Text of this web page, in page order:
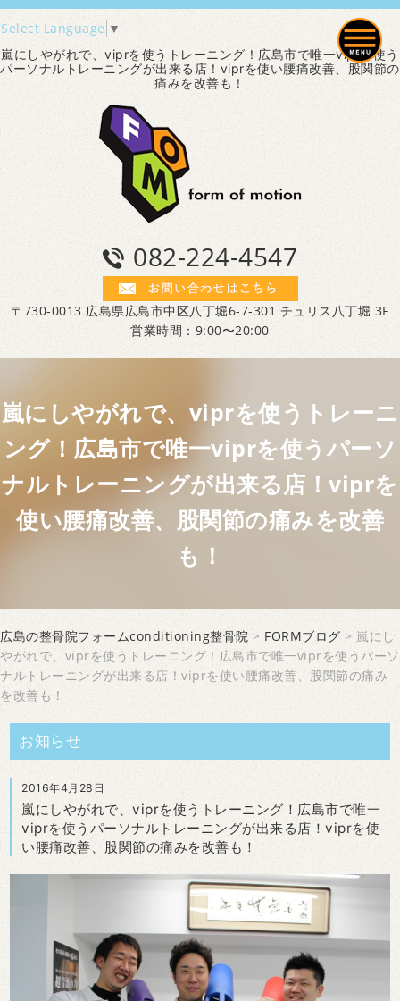
Select Language ▼
嵐にしやがれで、viprを使うトレーニング！広島市で唯一viprを使う
パーソナルトレーニングが出来る店！viprを使い腰痛改善、股関節の
痛みを改善も！
082-224-4547
〒730-0013 広島県広島市中区八丁堀6-7-301 チュリス八丁堀 3F
営業時間：9:00〜20:00
嵐にしやがれで、viprを使うトレーニ
ング！広島市で唯一viprを使うパーソ
ナルトレーニングが出来る店！viprを
使い腰痛改善、股関節の痛みを改善
も！
広島の整骨院フォームconditioning整骨院 > FORMブログ > 嵐にし
やがれで、viprを使うトレーニング！広島市で唯一viprを使うパーソ
ナルトレーニングが出来る店！viprを使い腰痛改善、股関節の痛み
を改善も！
お知らせ
2016年4月28日
嵐にしやがれで、viprを使うトレーニング！広島市で唯一
viprを使うパーソナルトレーニングが出来る店！viprを使
い腰痛改善、股関節の痛みを改善も！